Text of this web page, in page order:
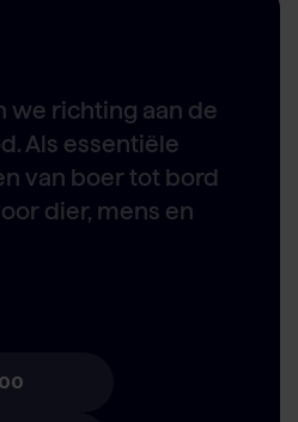
we richting aan de
Als essentiële
van boer tot bord
dier, mens en